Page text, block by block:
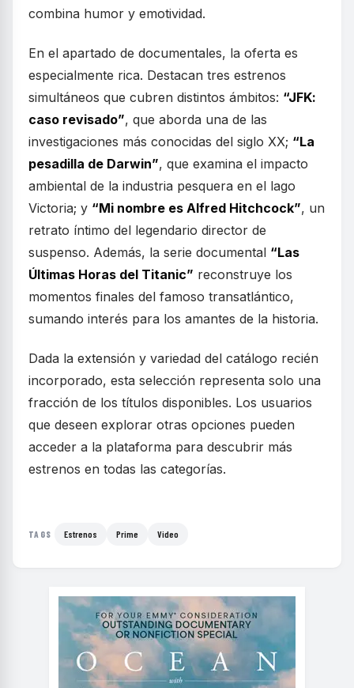
combina humor y emotividad.
En el apartado de documentales, la oferta es
especialmente rica. Destacan tres estrenos
simultáneos que cubren distintos ámbitos: “JFK:
caso revisado”, que aborda una de las
investigaciones más conocidas del siglo XX; “La
pesadilla de Darwin”, que examina el impacto
ambiental de la industria pesquera en el lago
Victoria; y “Mi nombre es Alfred Hitchcock”, un
retrato íntimo del legendario director de
suspenso. Además, la serie documental “Las
Últimas Horas del Titanic” reconstruye los
momentos finales del famoso transatlántico,
sumando interés para los amantes de la historia.
Dada la extensión y variedad del catálogo recién
incorporado, esta selección representa solo una
fracción de los títulos disponibles. Los usuarios
que deseen explorar otras opciones pueden
acceder a la plataforma para descubrir más
estrenos en todas las categorías.
TAGS Estrenos Prime Video